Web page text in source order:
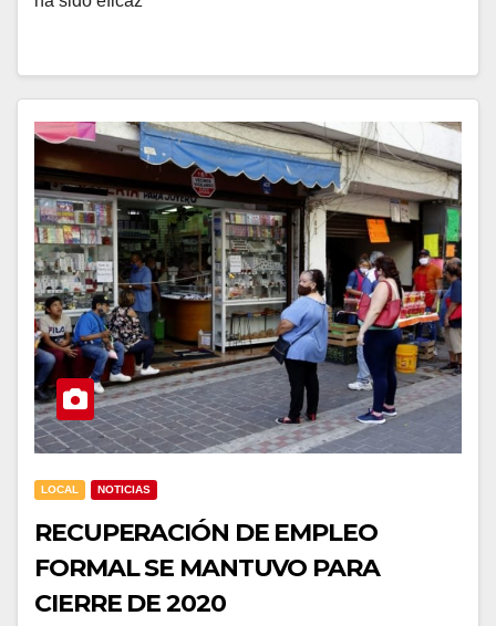
LOCAL NOTICIAS
RECUPERACIÓN DE EMPLEO
FORMAL SE MANTUVO PARA
CIERRE DE 2020